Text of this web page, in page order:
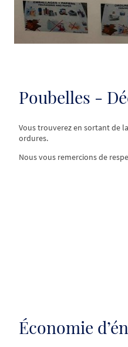
Poubelles -
Vous trouverez en sortant de
ordures.
Nous vous remercions de
Économie